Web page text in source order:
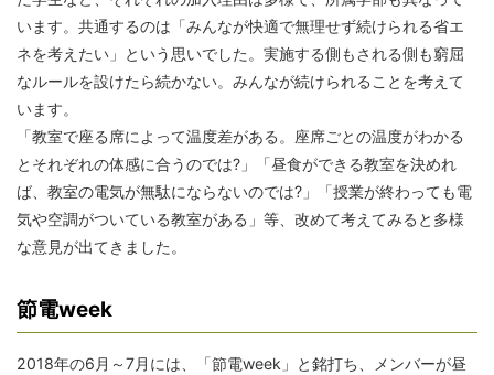
います。共通するのは「みんなが快適で無理せず続けられる省エ
ネを考えたい」という思いでした。実施する側もされる側も窮屈
なルールを設けたら続かない。みんなが続けられることを考えて
います。
「教室で座る席によって温度差がある。座席ごとの温度がわかる
とそれぞれの体感に合うのでは?」「昼食ができる教室を決めれ
ば、教室の電気が無駄にならないのでは?」「授業が終わっても電
気や空調がついている教室がある」等、改めて考えてみると多様
な意見が出てきました。
節電week
2018年の6月～7月には、「節電week」と銘打ち、メンバーが昼